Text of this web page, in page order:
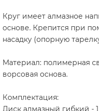
Круг имеет алмазное
основе. Крепится при
насадку (опорную
Материал: полимерная
ворсовая основа.
Комплектация:
Диск алмазный гибкий -